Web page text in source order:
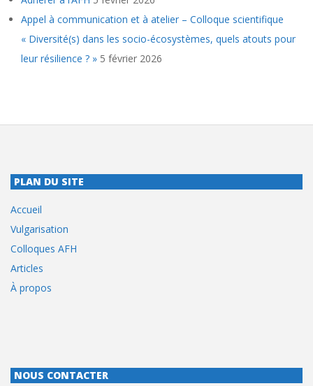
Appel à communication et à atelier – Colloque scientifique
« Diversité(s) dans les socio-écosystèmes, quels atouts pour
leur résilience ? » 5 février 2026
PLAN DU SITE
Accueil
Vulgarisation
Colloques AFH
Articles
À propos
NOUS CONTACTER